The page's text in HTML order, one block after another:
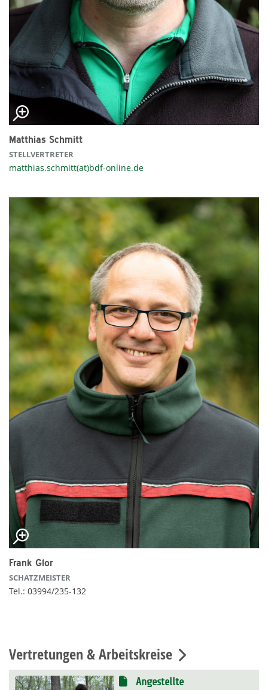
Matthias Schmitt
STELLVERTRETER
matthias.schmitt(at)bdf-online.de
Frank Glor
SCHATZMEISTER
Tel.: 03994/235-132
Vertretungen & Arbeitskreise
Angestellte